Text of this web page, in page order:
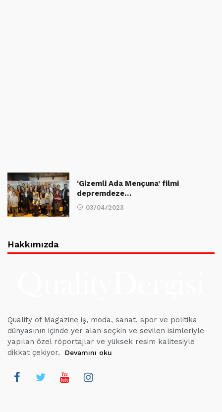
‘Gizemli Ada Mençuna’ filmi
depremdeze…
03/04/2023
Hakkımızda
Quality of Magazine iş, moda, sanat, spor ve politika
dünyasının içinde yer alan seçkin ve sevilen isimleriyle
yapılan özel röportajlar ve yüksek resim kalitesiyle
dikkat çekiyor.
Devamını oku